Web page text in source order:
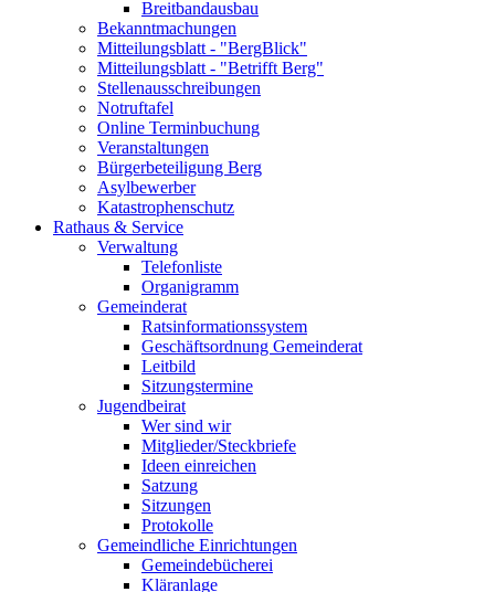
Breitbandausbau
Bekanntmachungen
Mitteilungsblatt - "BergBlick"
Mitteilungsblatt - "Betrifft Berg"
Stellenausschreibungen
Notruftafel
Online Terminbuchung
Veranstaltungen
Bürgerbeteiligung Berg
Asylbewerber
Katastrophenschutz
Rathaus & Service
Verwaltung
Telefonliste
Organigramm
Gemeinderat
Ratsinformationssystem
Geschäftsordnung Gemeinderat
Leitbild
Sitzungstermine
Jugendbeirat
Wer sind wir
Mitglieder/Steckbriefe
Ideen einreichen
Satzung
Sitzungen
Protokolle
Gemeindliche Einrichtungen
Gemeindebücherei
Kläranlage